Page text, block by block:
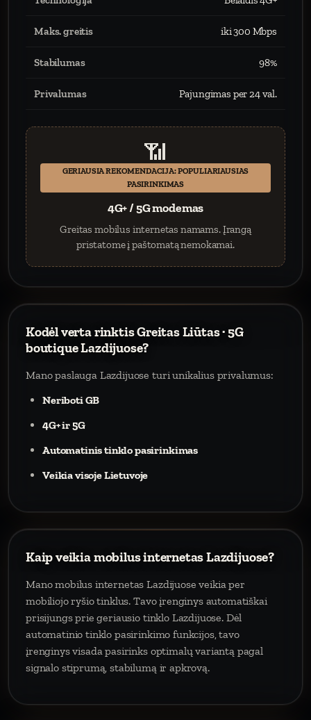
Maks. greitis iki 300 Mbps
Stabilumas 98%
Privalumas Pajungimas per 24 val.
📶
GERIAUSIA REKOMENDACIJA: POPULIARIAUSIAS
PASIRINKIMAS
4G+ / 5G modemas
Greitas mobilus internetas namams. Įrangą
pristatome į paštomatą nemokamai.
Kodėl verta rinktis Greitas Liūtas · 5G
boutique Lazdijuose?
Mano paslauga Lazdijuose turi unikalius privalumus:
Neriboti GB
4G+ ir 5G
Automatinis tinklo pasirinkimas
Veikia visoje Lietuvoje
Kaip veikia mobilus internetas Lazdijuose?
Mano mobilus internetas Lazdijuose veikia per
mobiliojo ryšio tinklus. Tavo įrenginys automatiškai
prisijungs prie geriausio tinklo Lazdijuose. Dėl
automatinio tinklo pasirinkimo funkcijos, tavo
įrenginys visada pasirinks optimalų variantą pagal
signalo stiprumą, stabilumą ir apkrovą.